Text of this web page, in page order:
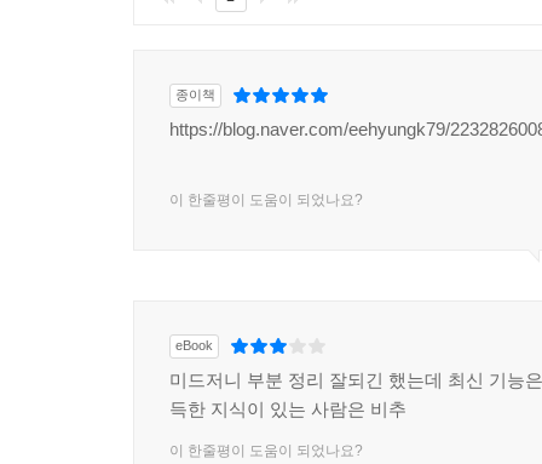
종이책
https://blog.naver.com/eehyungk79/
이 한줄평이 도움이 되었나요?
eBook
미드저니 부분 정리 잘되긴 했는데 최신 기능
득한 지식이 있는 사람은 비추
이 한줄평이 도움이 되었나요?